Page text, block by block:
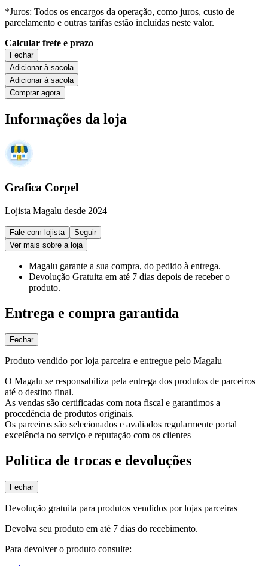
*Juros: Todos os encargos da operação, como juros, custo de
parcelamento e outras tarifas estão incluídas neste valor.
Calcular frete e prazo
Fechar
Adicionar à sacola
Adicionar à sacola
Comprar agora
Informações da loja
Grafica Corpel
Lojista Magalu desde 2024
Fale com lojista
Seguir
Ver mais sobre a loja
Magalu garante a sua compra, do pedido à entrega.
Devolução Gratuita em até 7 dias depois de receber o
produto.
Entrega e compra garantida
Fechar
Produto vendido por loja parceira e entregue pelo Magalu
O Magalu se responsabiliza pela entrega dos produtos de parceiros
até o destino final.
As vendas são certificadas com nota fiscal e garantimos a
procedência de produtos originais.
Os parceiros são selecionados e avaliados regularmente portal
excelência no serviço e reputação com os clientes
Política de trocas e devoluções
Fechar
Devolução gratuita para produtos vendidos por lojas parceiras
Devolva seu produto em até 7 dias do recebimento.
Para devolver o produto consulte: